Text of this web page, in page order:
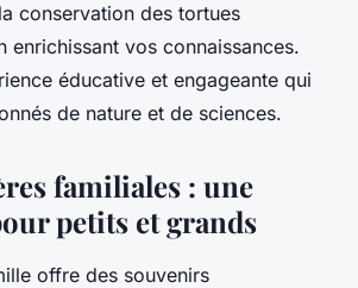
conservation des tortues
enrichissant vos connaissances.
éducative et engageante qui
de nature et de sciences.
familiales : une
petits et grands
offre des souvenirs